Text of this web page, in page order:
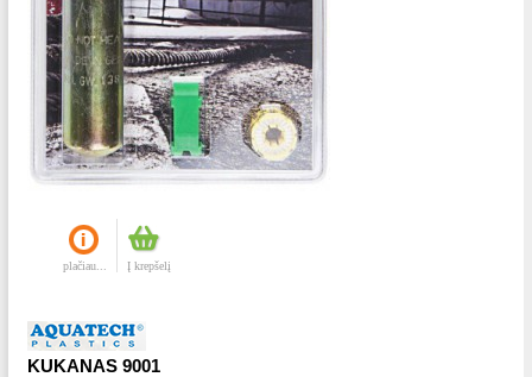
plačiau... Į krepšelį
KUKANAS 9001